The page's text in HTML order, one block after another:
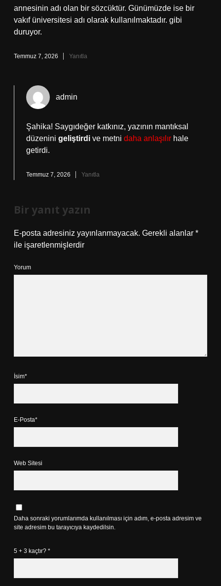
annesinin adı olan bir sözcüktür. Günümüzde ise bir
vakıf üniversitesi adı olarak kullanılmaktadır. gibi
duruyor.
Temmuz 7, 2026 Yanıtla
admin
Şahika! Saygıdeğer katkınız, yazının mantıksal
düzenini geliştirdi ve metni daha anlaşılır hale
getirdi.
Temmuz 7, 2026 Yanıtla
Bir yanıt yazın
E-posta adresiniz yayınlanmayacak. Gerekli alanlar *
ile işaretlenmişlerdir
Yorum
İsim*
E-Posta*
Web Sitesi
Daha sonraki yorumlarımda kullanılması için adım, e-posta adresim ve
site adresim bu tarayıcıya kaydedilsin.
5 + 3 kaçtır? *